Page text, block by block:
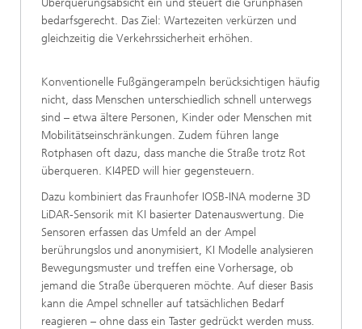
Überquerungsabsicht ein und steuert die Grünphasen
bedarfsgerecht. Das Ziel: Wartezeiten verkürzen und
gleichzeitig die Verkehrssicherheit erhöhen.
Konventionelle Fußgängerampeln berücksichtigen häufig
nicht, dass Menschen unterschiedlich schnell unterwegs
sind – etwa ältere Personen, Kinder oder Menschen mit
Mobilitätseinschränkungen. Zudem führen lange
Rotphasen oft dazu, dass manche die Straße trotz Rot
überqueren. KI4PED will hier gegensteuern.
Dazu kombiniert das Fraunhofer IOSB-INA moderne 3D
LiDAR-Sensorik mit KI basierter Datenauswertung. Die
Sensoren erfassen das Umfeld an der Ampel
berührungslos und anonymisiert, KI Modelle analysieren
Bewegungsmuster und treffen eine Vorhersage, ob
jemand die Straße überqueren möchte. Auf dieser Basis
kann die Ampel schneller auf tatsächlichen Bedarf
reagieren – ohne dass ein Taster gedrückt werden muss.